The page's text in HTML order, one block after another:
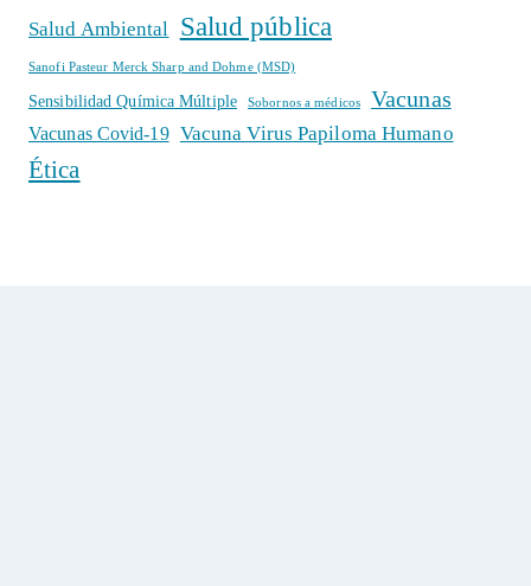
Salud Ambiental Salud pública
Sanofi Pasteur Merck Sharp and Dohme (MSD)
Sensibilidad Química Múltiple Sobornos a médicos Vacunas
Vacunas Covid-19 Vacuna Virus Papiloma Humano
Ética